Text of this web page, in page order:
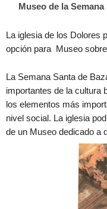
Museo de la
La iglesia de los Dolores
opción para Museo
La Semana Santa de
importantes de la cultura
los elementos más
nivel social. La iglesia
de un Museo dedicado a